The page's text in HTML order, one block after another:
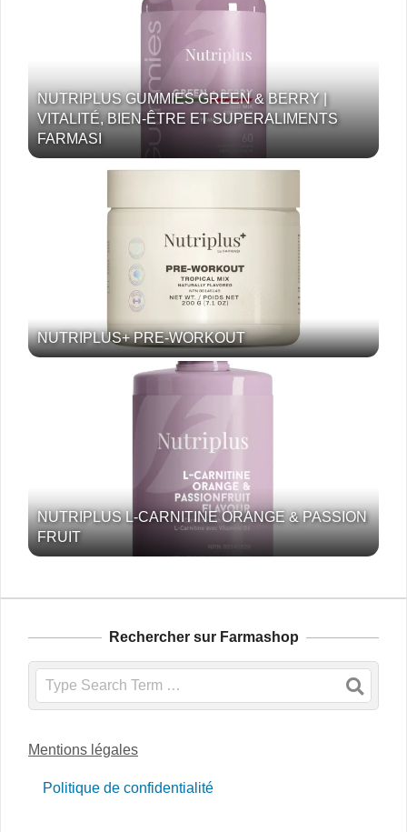
NUTRIPLUS GUMMIES GREEN & BERRY |
VITALITÉ, BIEN-ÊTRE ET SUPERALIMENTS
FARMASI
NUTRIPLUS+ PRE-WORKOUT
NUTRIPLUS L-CARNITINE ORANGE & PASSION
FRUIT
Rechercher sur Farmashop
Search
Mentions légales
Politique de confidentialité